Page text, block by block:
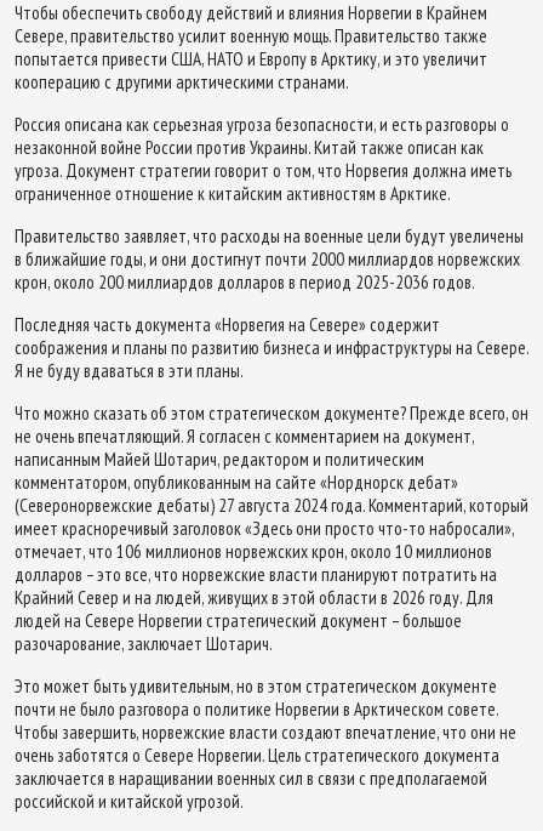
Чтобы обеспечить свободу действий и влияния Норвегии в Крайнем
Севере, правительство усилит военную мощь. Правительство также
попытается привести США, НАТО и Европу в Арктику, и это увеличит
кооперацию с другими арктическими странами.
Россия описана как серьезная угроза безопасности, и есть разговоры о
незаконной войне России против Украины. Китай также описан как
угроза. Документ стратегии говорит о том, что Норвегия должна иметь
ограниченное отношение к китайским активностям в Арктике.
Правительство заявляет, что расходы на военные цели будут увеличены
в ближайшие годы, и они достигнут почти 2000 миллиардов норвежских
крон, около 200 миллиардов долларов в период 2025-2036 годов.
Последняя часть документа «Норвегия на Севере» содержит
соображения и планы по развитию бизнеса и инфраструктуры на Севере.
Я не буду вдаваться в эти планы.
Что можно сказать об этом стратегическом документе? Прежде всего, он
не очень впечатляющий. Я согласен с комментарием на документ,
написанным Майей Шотарич, редактором и политическим
комментатором, опубликованным на сайте «Норднорск дебат»
(Северонорвежские дебаты) 27 августа 2024 года. Комментарий, который
имеет красноречивый заголовок «Здесь они просто что-то набросали»,
отмечает, что 106 миллионов норвежских крон, около 10 миллионов
долларов – это все, что норвежские власти планируют потратить на
Крайний Север и на людей, живущих в этой области в 2026 году. Для
людей на Севере Норвегии стратегический документ – большое
разочарование, заключает Шотарич.
Это может быть удивительным, но в этом стратегическом документе
почти не было разговора о политике Норвегии в Арктическом совете.
Чтобы завершить, норвежские власти создают впечатление, что они не
очень заботятся о Севере Норвегии. Цель стратегического документа
заключается в наращивании военных сил в связи с предполагаемой
российской и китайской угрозой.